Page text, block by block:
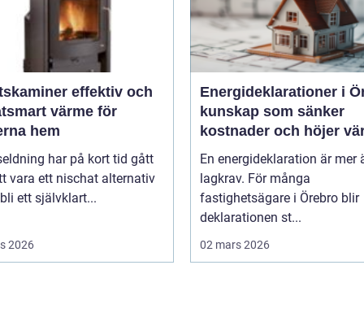
effektiv och
värme för
hem
har på kort tid gått
vara ett nischat alternativ
ett självklart...
2026
Energideklarationer i
kunskap som sänker
kostnader och höjer
En energideklaration är mer
lagkrav. För många
fastighetsägare i Örebro blir
deklarationen st...
02 mars 2026